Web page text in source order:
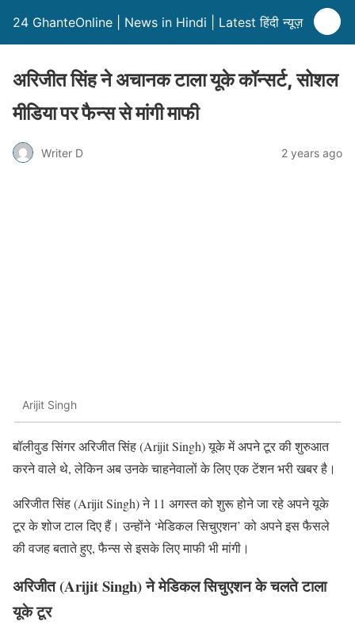
24 GhanteOnline | News in Hindi | Latest हिंदी न्यूज़
अरिजीत सिंह ने अचानक टाला यूके कॉन्सर्ट, सोशल
मीड‍िया पर फैन्स से मांगी माफी
Writer D 2 years ago
Arijit Singh
बॉलीवुड सिंगर अरिजीत सिंह (Arijit Singh) यूके में अपने टूर की शुरुआत
करने वाले थे, लेकिन अब उनके चाहनेवालों के लिए एक टेंशन भरी खबर है।
अरिजीत सिंह (Arijit Singh) ने 11 अगस्त को शुरू होने जा रहे अपने यूके
टूर के शोज टाल दिए हैं। उन्होंने ‘मेडिकल सिचुएशन’ को अपने इस फैसले
की वजह बताते हुए, फैन्स से इसके लिए माफी भी मांगी।
अरिजीत (Arijit Singh) ने मेडिकल सिचुएशन के चलते टाला
यूके टूर